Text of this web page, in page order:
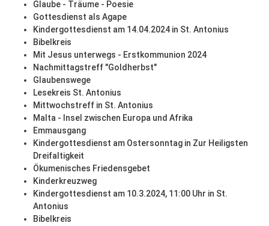
Glaube - Träume - Poesie
Gottesdienst als Agape
Kindergottesdienst am 14.04.2024 in St. Antonius
Bibelkreis
Mit Jesus unterwegs - Erstkommunion 2024
Nachmittagstreff "Goldherbst"
Glaubenswege
Lesekreis St. Antonius
Mittwochstreff in St. Antonius
Malta - Insel zwischen Europa und Afrika
Emmausgang
Kindergottesdienst am Ostersonntag in Zur Heiligsten
Dreifaltigkeit
Ökumenisches Friedensgebet
Kinderkreuzweg
Kindergottesdienst am 10.3.2024, 11:00 Uhr in St.
Antonius
Bibelkreis